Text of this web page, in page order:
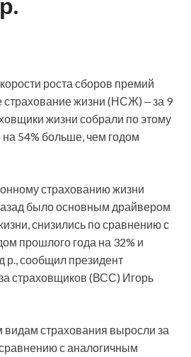
роста сборов премий
страхование жизни (НСЖ) ‒ за 9
жизни собрали по этому
на 54% больше, чем годом
страхованию жизни
было основным драйвером
снизились по сравнению с
прошлого года на 32% и
р., сообщил президент
страховщиков (ВСС) Игорь
страхования выросли за
с аналогичным